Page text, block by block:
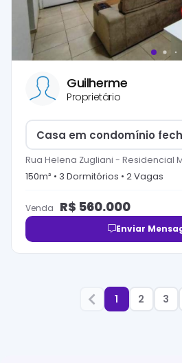
Guilherme
Proprietário
Casa em condomínio
Rua Helena Zugliani - Residencial
150m² • 3 Dormitórios • 2Vagas
Venda R$ 560.000
Enviar
1 2 3